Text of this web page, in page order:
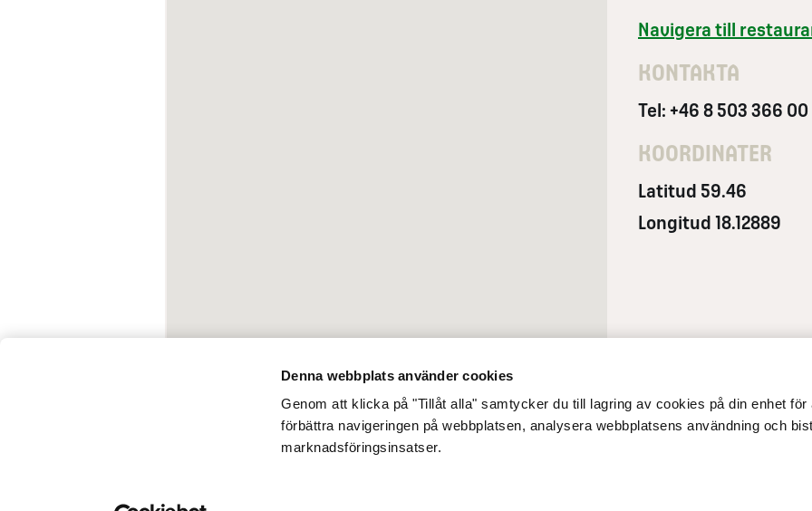
Denna webbplats använder cookies
Genom att klicka på "Tillåt alla" samtycker du till lagring av cookies på din enhet för
förbättra navigeringen på webbplatsen, analysera webbplatsens användning och
marknadsföringsinsatser.
Navigera till
KONTAKTA
Tel: +46 8 503 366 00
KOORDINATER
Latitud 59.46
Longitud 18.12889
Tillgänglighet